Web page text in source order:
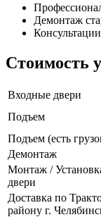
Демонтаж
Стоимость
Входные двери
Подъем
Подъем (есть
Демонтаж
Монтаж /
двери
Доставка по
району г.